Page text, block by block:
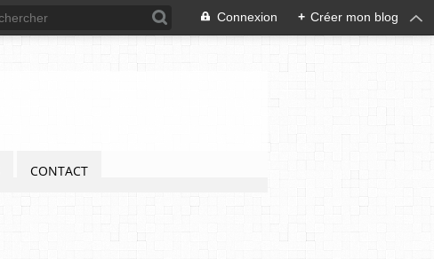
Connexion + Créer mon blog
CONTACT